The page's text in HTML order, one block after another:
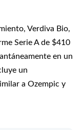
Verdiva Bio,
Serie A de $410
en un
un
a Ozempic y